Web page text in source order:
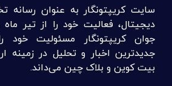
سایت کریپتونگار به عنوان رسانه
جوان کریپتونگار مسئولیت خود
جدیدترین اخبار و تحلیل در زمینه
بیت کوین و بلاک چین می‌داند.